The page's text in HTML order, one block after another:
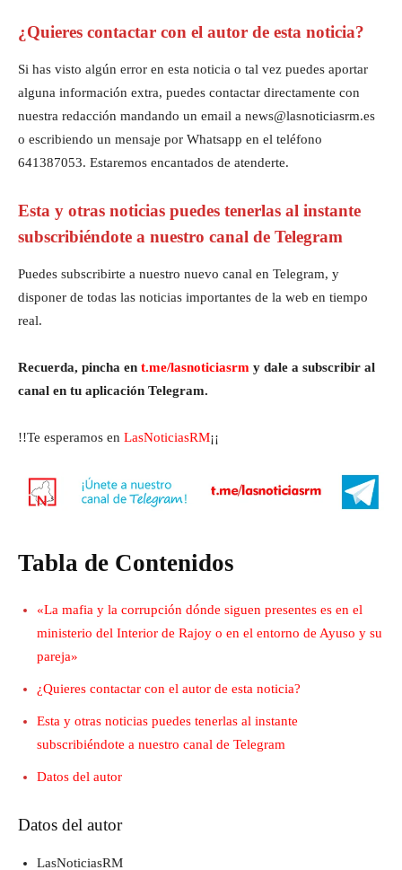
¿Quieres contactar con el autor de esta noticia?
Si has visto algún error en esta noticia o tal vez puedes aportar
alguna información extra, puedes contactar directamente con
nuestra redacción mandando un email a news@lasnoticiasrm.es
o escribiendo un mensaje por Whatsapp en el teléfono
641387053. Estaremos encantados de atenderte.
Esta y otras noticias puedes tenerlas al instante
subscribiéndote a nuestro canal de Telegram
Puedes subscribirte a nuestro nuevo canal en Telegram, y
disponer de todas las noticias importantes de la web en tiempo
real.
Recuerda, pincha en t.me/lasnoticiasrm y dale a subscribir al
canal en tu aplicación Telegram.
!!Te esperamos en LasNoticiasRM¡¡
Tabla de Contenidos
«La mafia y la corrupción dónde siguen presentes es en el
ministerio del Interior de Rajoy o en el entorno de Ayuso y su
pareja»
¿Quieres contactar con el autor de esta noticia?
Esta y otras noticias puedes tenerlas al instante
subscribiéndote a nuestro canal de Telegram
Datos del autor
Datos del autor
LasNoticiasRM